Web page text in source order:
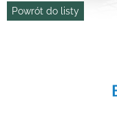
Powrót do listy